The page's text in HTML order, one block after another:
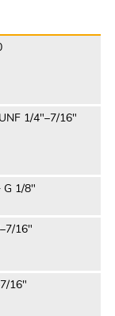
1/4"–7/16"
G 1/8″
16″
16″